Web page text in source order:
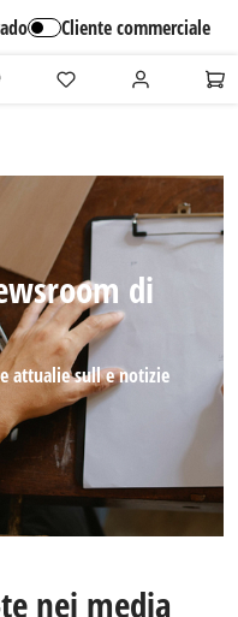
Cliente commerciale
di
attualie sull e notizie
nei media